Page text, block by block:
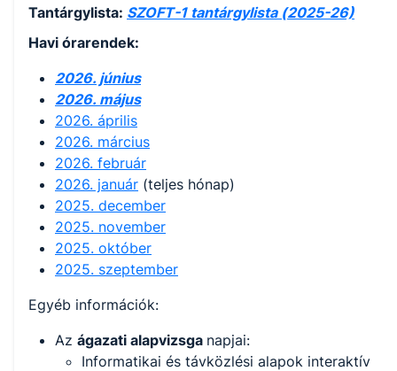
Tantárgylista: SZOFT-1 tantárgylista (2025-26)
Havi órarendek:
2026. június
2026. május
2026. április
2026. március
2026. február
2026. január (teljes hónap)
2025. december
2025. november
2025. október
2025. szeptember
Egyéb információk:
Az ágazati alapvizsga napjai:
Informatikai és távközlési alapok interaktív